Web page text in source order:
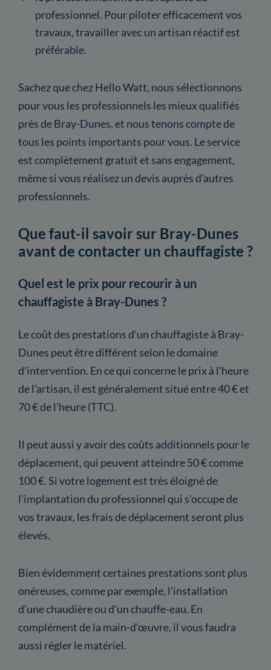
professionnel. Pour piloter efficacement vos
travaux, travailler avec un artisan réactif est
préférable.
Sachez que chez Hello Watt, nous sélectionnons
pour vous les professionnels les mieux qualifiés
près de Bray-Dunes, et nous tenons compte de
tous les points importants pour vous. Le service
est complètement gratuit et sans engagement,
même si vous réalisez un devis auprès d'autres
professionnels.
Que faut-il savoir sur Bray-Dunes
avant de contacter un chauffagiste ?
Quel est le prix pour recourir à un
chauffagiste à Bray-Dunes ?
Le coût des prestations d'un chauffagiste à Bray-
Dunes peut être différent selon le domaine
d'intervention. En ce qui concerne le prix à l'heure
de l'artisan, il est généralement situé entre 40 € et
70 € de l'heure (TTC).
Il peut aussi y avoir des coûts additionnels pour le
déplacement, qui peuvent atteindre 50 € comme
100 €. Si votre logement est très éloigné de
l'implantation du professionnel qui s'occupe de
vos travaux, les frais de déplacement seront plus
élevés.
Bien évidemment certaines prestations sont plus
onéreuses, comme par exemple, l'installation
d'une chaudière ou d'un chauffe-eau. En
complément de la main-d'œuvre, il vous faudra
aussi régler le matériel.